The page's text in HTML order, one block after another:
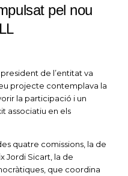
pel nou
de l’entitat va
projecte contemplava la
la participació i un
associatiu en els
quatre comissions, la de
Jordi Sicart, la de
que coordina